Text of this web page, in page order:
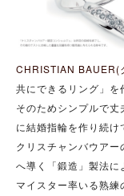
CHRISTIAN BAUER(
共にできるリング」を
そのためシンプルで
に結婚指輪を作り続け
クリスチャンバウア
へ導く「鍛造」製法に
マイスター率いる熟